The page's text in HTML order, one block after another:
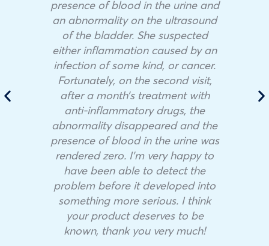
presence of blood in the urine and
an abnormality on the ultrasound
of the bladder. She suspected
either inflammation caused by an
infection of some kind, or cancer.
Fortunately, on the second visit,
after a month’s treatment with
anti-inflammatory drugs, the
abnormality disappeared and the
presence of blood in the urine was
rendered zero. I’m very happy to
have been able to detect the
problem before it developed into
something more serious. I think
your product deserves to be
known, thank you very much!